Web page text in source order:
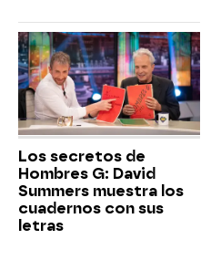
Los secretos de
Hombres G: David
Summers muestra los
cuadernos con sus
letras